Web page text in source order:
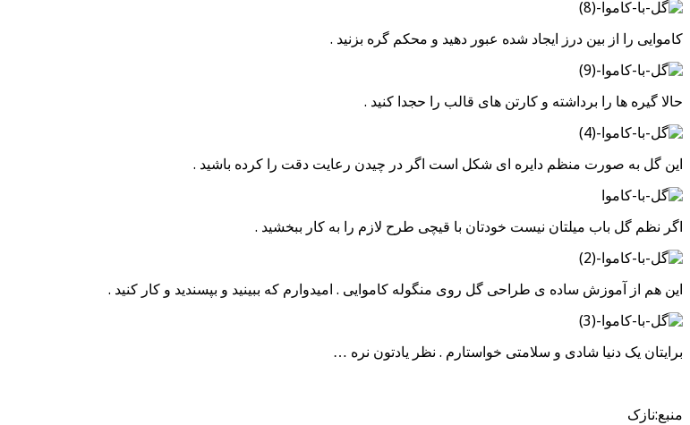
کاموایی را از بین درز ایجاد شده عبور دهید و محکم گره بزنید .
حالا گیره ها را برداشته و کارتن های قالب را حجدا کنید .
این گل به صورت منظم دایره ای شکل است اگر در چیدن رعایت دقت را کرده باشید .
اگر نظم گل باب میلتان نیست خودتان با قیچی طرح لازم را به کار ببخشید .
این هم از آموزش ساده ی طراحی گل روی منگوله کاموایی . امیدوارم که ببینید و بپسندید و کار کنید .
برایتان یک دنیا شادی و سلامتی خواستارم . نظر یادتون نره …
منبع:نازک